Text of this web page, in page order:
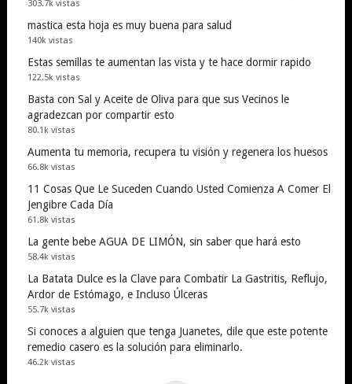
303.7k vistas
mastica esta hoja es muy buena para salud
140k vistas
Estas semillas te aumentan las vista y te hace dormir rapido
122.5k vistas
Basta con Sal y Aceite de Oliva para que sus Vecinos le
agradezcan por compartir esto
80.1k vistas
Aumenta tu memoria, recupera tu visión y regenera los huesos
66.8k vistas
11 Cosas Que Le Suceden Cuando Usted Comienza A Comer El
Jengibre Cada Día
61.8k vistas
La gente bebe AGUA DE LIMÓN, sin saber que hará esto
58.4k vistas
La Batata Dulce es la Clave para Combatir La Gastritis, Reflujo,
Ardor de Estómago, e Incluso Úlceras
55.7k vistas
Si conoces a alguien que tenga Juanetes, dile que este potente
remedio casero es la solución para eliminarlo.
46.2k vistas